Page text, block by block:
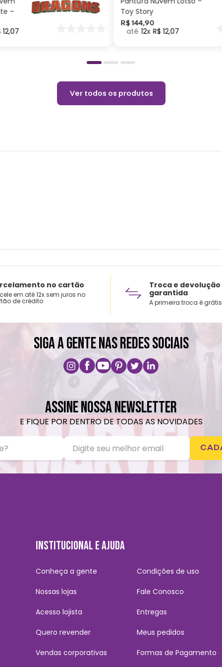
vai
o
Não
–
12,07
Toy Story
R$ 144,90
12 R$ 12,07
Ver todos os produtos
no cartão
em até 12x sem juros no
de crédito
Troca e devolução
garantida
A primeira troca é grátis
SIGA A GENTE NAS REDES SOCIAIS
ASSINE NOSSA NEWSLETTER
E FIQUE POR DENTRO DE TODAS AS NOVIDADES
INSTITUCIONAL E AJUDA
Conheça a gente
Nossas lojas
Acesso lojista
Quero revender
Vendas corporativas
Condições de uso
Fale Conosco
Entregas
Meus pedidos
Formas de Pagamento